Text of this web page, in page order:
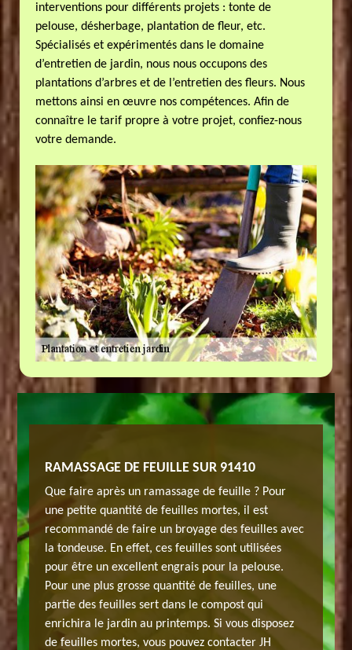
interventions pour différents projets : tonte de
pelouse, désherbage, plantation de fleur, etc.
Spécialisés et expérimentés dans le domaine
d’entretien de jardin, nous nous occupons des
plantations d’arbres et de l’entretien des fleurs. Nous
mettons ainsi en œuvre nos compétences. Afin de
connaître le tarif propre à votre projet, confiez-nous
votre demande.
est
De
de leurs
RAMASSAGE DE FEUILLE SUR 91410
Que faire après un ramassage de feuille ? Pour
une petite quantité de feuilles mortes, il est
recommandé de faire un broyage des feuilles avec
la tondeuse. En effet, ces feuilles sont utilisées
pour être un excellent engrais pour la pelouse.
Pour une plus grosse quantité de feuilles, une
partie des feuilles sert dans le compost qui
enrichira le jardin au printemps. Si vous disposez
de feuilles mortes, vous pouvez contacter JH
à
qui
pour
plus,
que